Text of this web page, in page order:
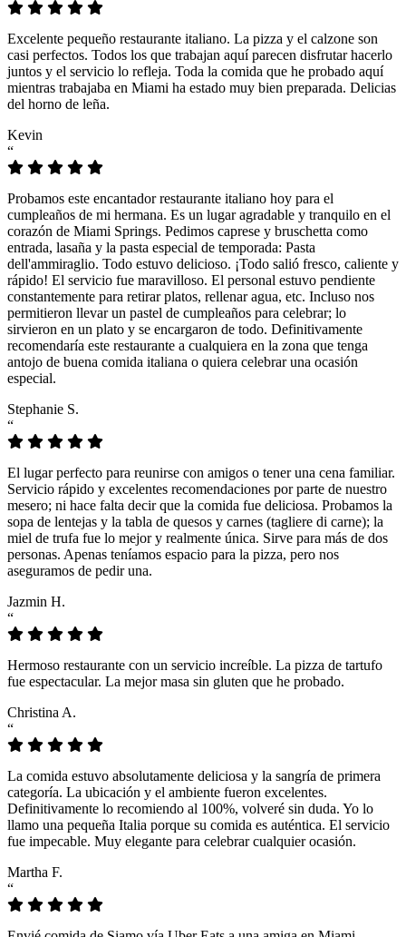
Excelente pequeño restaurante italiano. La pizza y el calzone son
casi perfectos. Todos los que trabajan aquí parecen disfrutar hacerlo
juntos y el servicio lo refleja. Toda la comida que he probado aquí
mientras trabajaba en Miami ha estado muy bien preparada. Delicias
del horno de leña.
Kevin
“
Probamos este encantador restaurante italiano hoy para el
cumpleaños de mi hermana. Es un lugar agradable y tranquilo en el
corazón de Miami Springs. Pedimos caprese y bruschetta como
entrada, lasaña y la pasta especial de temporada: Pasta
dell'ammiraglio. Todo estuvo delicioso. ¡Todo salió fresco, caliente y
rápido! El servicio fue maravilloso. El personal estuvo pendiente
constantemente para retirar platos, rellenar agua, etc. Incluso nos
permitieron llevar un pastel de cumpleaños para celebrar; lo
sirvieron en un plato y se encargaron de todo. Definitivamente
recomendaría este restaurante a cualquiera en la zona que tenga
antojo de buena comida italiana o quiera celebrar una ocasión
especial.
Stephanie S.
“
El lugar perfecto para reunirse con amigos o tener una cena familiar.
Servicio rápido y excelentes recomendaciones por parte de nuestro
mesero; ni hace falta decir que la comida fue deliciosa. Probamos la
sopa de lentejas y la tabla de quesos y carnes (tagliere di carne); la
miel de trufa fue lo mejor y realmente única. Sirve para más de dos
personas. Apenas teníamos espacio para la pizza, pero nos
aseguramos de pedir una.
Jazmin H.
“
Hermoso restaurante con un servicio increíble. La pizza de tartufo
fue espectacular. La mejor masa sin gluten que he probado.
Christina A.
“
La comida estuvo absolutamente deliciosa y la sangría de primera
categoría. La ubicación y el ambiente fueron excelentes.
Definitivamente lo recomiendo al 100%, volveré sin duda. Yo lo
llamo una pequeña Italia porque su comida es auténtica. El servicio
fue impecable. Muy elegante para celebrar cualquier ocasión.
Martha F.
“